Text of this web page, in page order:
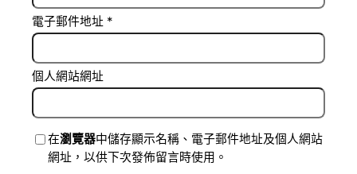
電子郵件地址 *
個人網站網址
在瀏覽器中儲存顯示名稱、電子郵件地址及個人網站
網址，以供下次發佈留言時使用。